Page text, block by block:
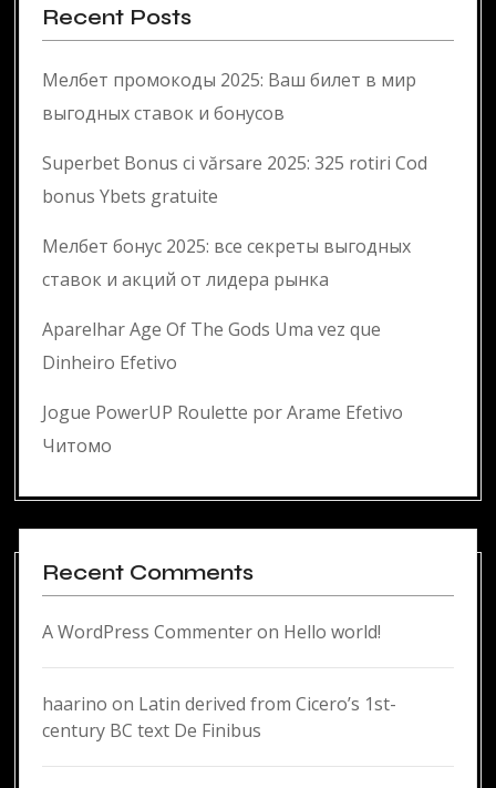
Recent Posts
Мелбет промокоды 2025: Ваш билет в мир
выгодных ставок и бонусов
Superbet Bonus ci vărsare 2025: 325 rotiri Cod
bonus Ybets gratuite
Мелбет бонус 2025: все секреты выгодных
ставок и акций от лидера рынка
Aparelhar Age Of The Gods Uma vez que
Dinheiro Efetivo
Jogue PowerUP Roulette por Arame Efetivo
Читомо
Recent Comments
A WordPress Commenteron Hello world!
haarino on Latin derived from Cicero’s 1st-
century BC text De Finibus